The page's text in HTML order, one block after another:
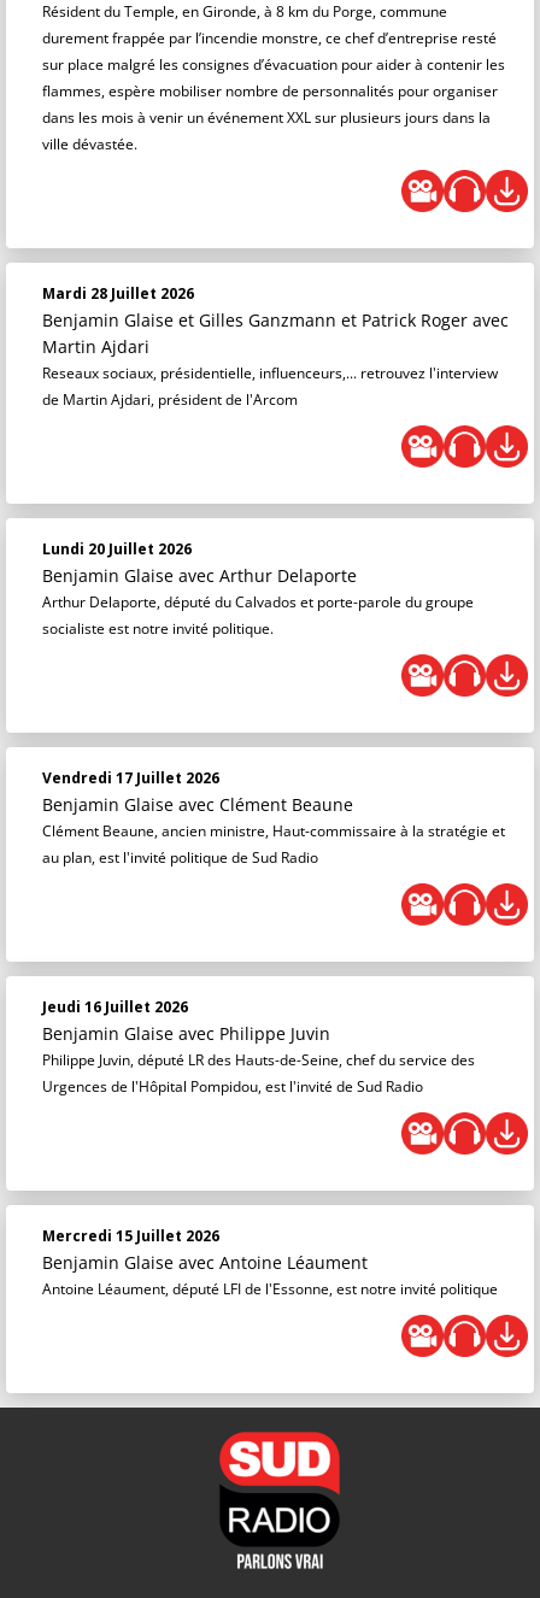
Résident du Temple, en Gironde, à 8 km du Porge, commune
durement frappée par l’incendie monstre, ce chef d’entreprise resté
sur place malgré les consignes d’évacuation pour aider à contenir les
flammes, espère mobiliser nombre de personnalités pour organiser
dans les mois à venir un événement XXL sur plusieurs jours dans la
ville dévastée.
Mardi 28 Juillet 2026
Benjamin Glaise et Gilles Ganzmann et Patrick Roger avec
Martin Ajdari
Reseaux sociaux, présidentielle, influenceurs,... retrouvez l'interview
de Martin Ajdari, président de l'Arcom
Lundi 20 Juillet 2026
Benjamin Glaise avec Arthur Delaporte
Arthur Delaporte, député du Calvados et porte-parole du groupe
socialiste est notre invité politique.
Vendredi 17 Juillet 2026
Benjamin Glaise avec Clément Beaune
Clément Beaune, ancien ministre, Haut-commissaire à la stratégie et
au plan, est l'invité politique de Sud Radio
Jeudi 16 Juillet 2026
Benjamin Glaise avec Philippe Juvin
Philippe Juvin, député LR des Hauts-de-Seine, chef du service des
Urgences de l'Hôpital Pompidou, est l'invité de Sud Radio
Mercredi 15 Juillet 2026
Benjamin Glaise avec Antoine Léaument
Antoine Léaument, député LFI de l'Essonne, est notre invité politique